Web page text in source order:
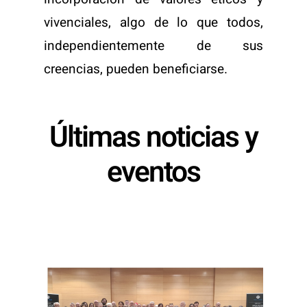
vivenciales, algo de lo que todos,
independientemente de sus
creencias, pueden beneficiarse.
Últimas noticias y
eventos